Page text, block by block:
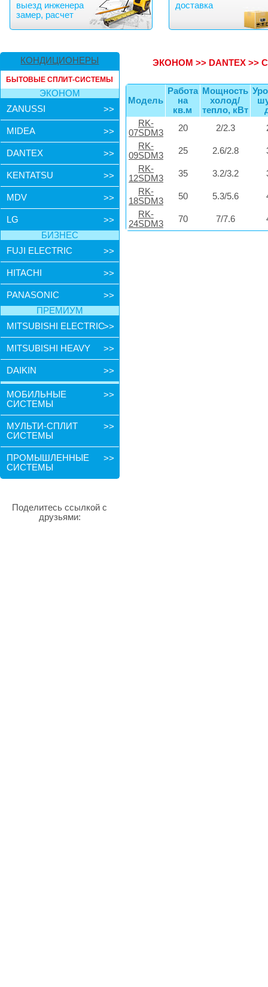
выезд инженера
замер, расчет
доставка
КОНДИЦИОНЕРЫ
БЫТОВЫЕ СПЛИТ-СИСТЕМЫ
ЭКОНОМ
ZANUSSI
>>
MIDEA >>
DANTEX >>
KENTATSU >>
MDV >>
LG
>>
БИЗНЕС
FUJI ELECTRIC
>>
HITACHI >>
PANASONIC
>>
ПРЕМИУМ
MITSUBISHI ELECTRIC>>
MITSUBISHI HEAVY >>
DAIKIN >>
МОБИЛЬНЫЕ
СИСТЕМЫ
>>
МУЛЬТИ-СПЛИТ
СИСТЕМЫ
>>
ПРОМЫШЛЕННЫЕ
СИСТЕМЫ
>>
Поделитесь ссылкой с
друзьями:
ЭКОНОМ >> DANTEX >>
Модель
Работа
на
кв.м
Мощность
холод/
тепло, кВт
RK-
07SDM3
20 2/2.3
RK-
09SDM3
25 2.6/2.8
RK-
12SDM3
35 3.2/3.2
RK-
18SDM3
50 5.3/5.6
RK-
24SDM3
70 7/7.6